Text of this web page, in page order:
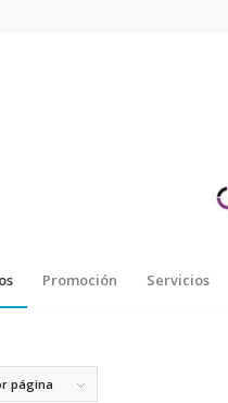
Promoción Servicios
página